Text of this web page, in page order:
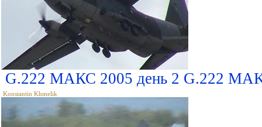
G.222 МАКС 2005 день 2 G.222
Konstantin Khmelik